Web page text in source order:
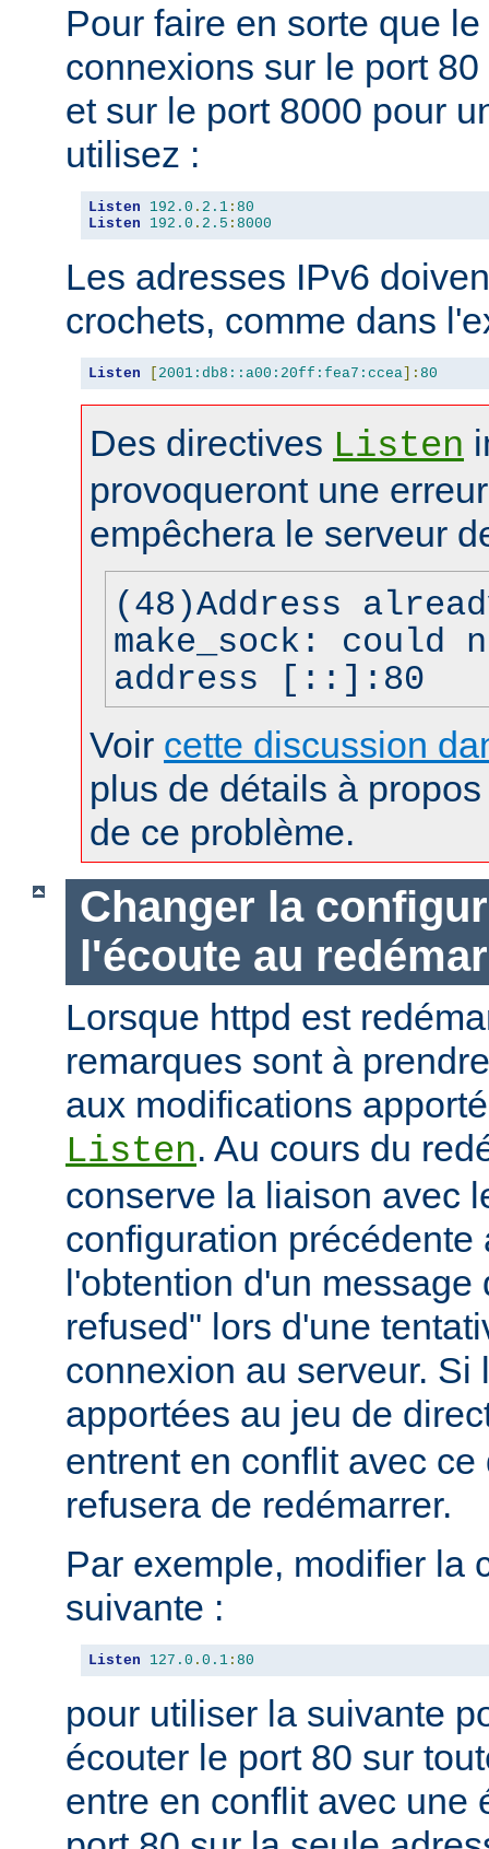
Pour faire en sorte que
connexions sur le port
et sur le port 8000 pour
utilisez :
Listen 192.0 . 2.1 : 80
Listen
192.0 . 2.5 : 8000
Les adresses IPv6
crochets, comme dans
Listen [ 2001:db8::a00:20ff:fea7:ccea]: 80
Des directives Listen
provoqueront une
empêchera le serveur
(48)Address
make_sock: could
address [::]:80
Voir cette discussion
plus de détails à
de ce problème.
Changer la
l'écoute au
Lorsque httpd est
remarques sont à
aux modifications
Listen. Au cours du
conserve la liaison avec
configuration précédente
l'obtention d'un
refused" lors d'une
connexion au serveur. Si
apportées au jeu de
entrent en conflit avec
refusera de redémarrer.
Par exemple, modifier la
suivante :
Listen 127.0 . 0.1 : 80
pour utiliser la suivante
écouter le port 80 sur
entre en conflit avec une